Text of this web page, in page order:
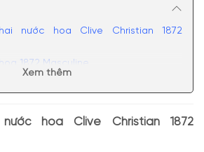
nước hoa Clive Christian 1872
1872 Masculine
nước hoa Clive Christian 1872
Xem thêm
hoa Clive Christian 1872